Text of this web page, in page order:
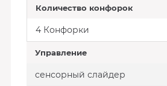
Количество конфорок
4 Конфорки
Управление
сенсорный слайдер